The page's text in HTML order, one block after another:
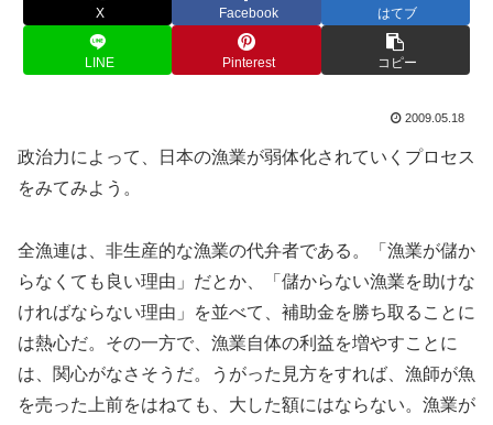
X Facebook はてブ
LINE Pinterest コピー
2009.05.18
政治力によって、日本の漁業が弱体化されていくプロセス
をみてみよう。
全漁連は、非生産的な漁業の代弁者である。「漁業が儲か
らなくても良い理由」だとか、「儲からない漁業を助けな
ければならない理由」を並べて、補助金を勝ち取ることに
は熱心だ。その一方で、漁業自体の利益を増やすことに
は、関心がなさそうだ。うがった見方をすれば、漁師が魚
を売った上前をはねても、大した額にはならない。漁業が